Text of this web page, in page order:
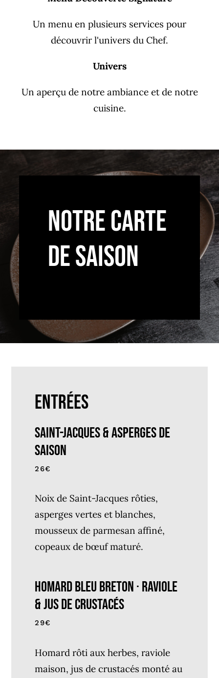
Un menu en plusieurs services pour
découvrir l'univers du Chef.
Univers
Un aperçu de notre ambiance et de notre
cuisine.
NOTRE CARTE
DE SAISON
ENTRÉES
Saint-Jacques & Asperges de
Saison
26€
Noix de Saint-Jacques rôties,
asperges vertes et blanches,
mousseux de parmesan affiné,
copeaux de bœuf maturé.
Homard Bleu Breton · Raviole
& Jus de Crustacés
29€
Homard rôti aux herbes, raviole
maison, jus de crustacés monté au